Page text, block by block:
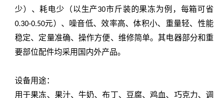
少）、耗电少（以生产30市斤装的果冻为例，每箱可省
0.30-0.50元）、噪音低、效率高、体积小、重量轻、性能
稳定、定量准确、操作方便、维修简单。其电器部分和重
要部位配件均采用国内外产品。
设备用途：
用于果冻、果汁、牛奶、布丁、豆腐、鸡血、巧克力、调